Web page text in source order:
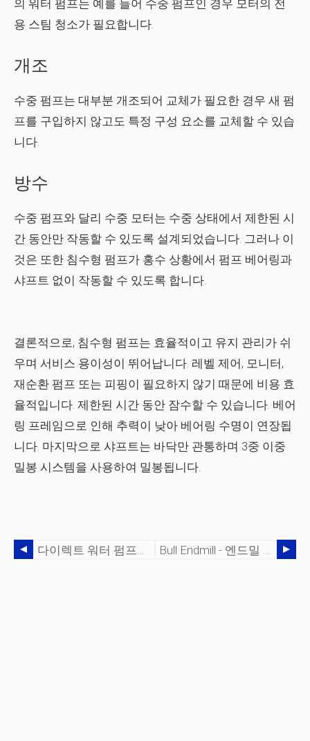
의 워터 펌프는 예를 들어 수중 펌프인 경우 모터의 전
용 스팀 청소가 필요합니다.
개조
수중 펌프는 대부분 개조되어 교체가 필요한 경우 새 펌
프를 구입하지 않고도 특정 구성 요소를 교체할 수 있습
니다.
방수
수중 펌프와 달리 수중 모터는 수중 상태에서 제한된 시
간 동안만 작동할 수 있도록 설계되었습니다. 그러나 이
것은 또한 침수형 펌프가 홍수 상황에서 펌프 베어링과
샤프트 없이 작동할 수 있도록 합니다.
결론적으로, 침수형 펌프는 효율적이고 유지 관리가 쉬
우며 서비스 용이성이 뛰어납니다. 레벨 제어, 모니터,
재순환 펌프 또는 피핑이 필요하지 않기 때문에 비용 효
율적입니다. 제한된 시간 동안 잠수할 수 있습니다. 베어
링 프레임으로 인해 추력이 낮아 베어링 수명이 연장됩
니다. 마지막으로 샤프트는 바닥만 관통하며 3중 이중
밀봉 시스템을 사용하여 밀봉됩니다.
다이렉트 워터 펌프는 물 전송에 이점을 제공합니다. Bull Endmill - 엔드밀 커터